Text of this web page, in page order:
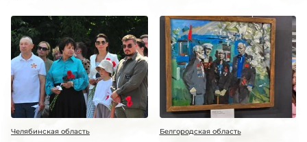
Челябинская область Белгородская область